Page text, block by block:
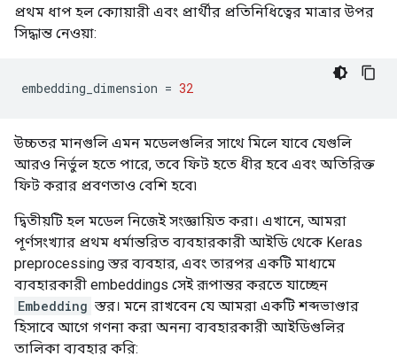
প্রথম ধাপ হল ক্যোয়ারী এবং প্রার্থীর প্রতিনিধিত্বের মাত্রার উপর
সিদ্ধান্ত নেওয়া:
embedding_dimension = 32
উচ্চতর মানগুলি এমন মডেলগুলির সাথে মিলে যাবে যেগুলি
আরও নির্ভুল হতে পারে, তবে ফিট হতে ধীর হবে এবং অতিরিক্ত
ফিট করার প্রবণতাও বেশি হবে৷
দ্বিতীয়টি হল মডেল নিজেই সংজ্ঞায়িত করা। এখানে, আমরা
পূর্ণসংখ্যার প্রথম ধর্মান্তরিত ব্যবহারকারী আইডি থেকে Keras
preprocessing স্তর ব্যবহার, এবং তারপর একটি মাধ্যমে
ব্যবহারকারী embeddings সেই রূপান্তর করতে যাচ্ছেন
Embedding স্তর। মনে রাখবেন যে আমরা একটি শব্দভাণ্ডার
হিসাবে আগে গণনা করা অনন্য ব্যবহারকারী আইডিগুলির
তালিকা ব্যবহার করি: